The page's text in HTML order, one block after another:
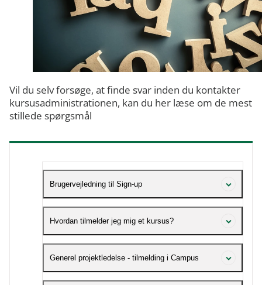
Vil du selv forsøge, at finde svar inden du kontakter
kursusadministrationen, kan du her læse om de mest
stillede spørgsmål
Brugervejledning til Sign-up
Er du intern bruger, kan du logge på Campus med det
du kan logge på.
Hvordan tilmelder jeg mig et kursus?
Tilmelding til et kursus foregår altid i Campus.
Har du ikke en brugerprofil til Campus, skal du
Generel projektledelse - tilmelding i Campus